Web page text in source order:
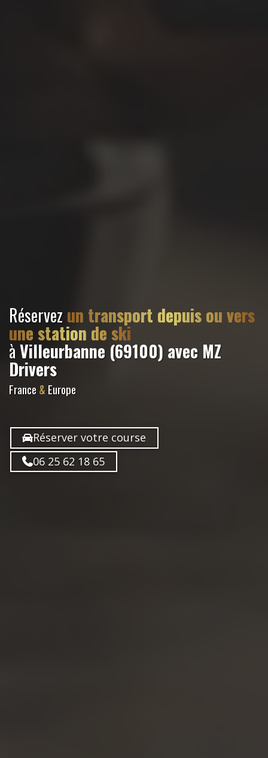
Réservez un transport depuis ou vers
une station de ski
àVilleurbanne (69100)avec MZ
Drivers
France & Europe
Réserver votre course
06 25 62 18 65